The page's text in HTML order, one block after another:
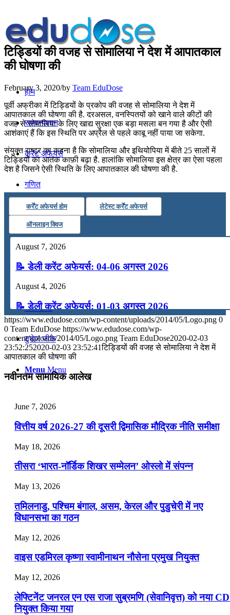
होम
सामान्यज्ञान
करेंट अफेयर्स
गणित
तर्कशक्ति
कंप्यूटर
मॉक टेस्ट
टुडेज जीके
Menu Menu
टिड्डियों की वजह से सोमालिया ने देश में आपातकाल
की घोषणा की
February 3, 2020/by Team EduDose
पूर्वी अफ्रीका में टिड्डियों के प्रकोप की वजह से सोमालिया ने देश में
आपातकाल की घोषणा की है. दरअसल, वनस्पितयों को खाने वाले कीटों की
वजह से सोमालिया के लिए खाद्य सुरक्षा एक बड़ा मसला बन गया है और ऐसी
आशंकाएं हैं कि इस स्थिति पर अप्रैल से पहले काबू नहीं पाया जा सकेगा.
संयुक्त राष्ट्र का कहना है कि सोमालिया और इथियोपिया में बीते 25 सालों में
टिड्डियों का आतंक काफ़ी बढ़ा है. हालांकि सोमालिया इस क्षेत्र का ऐसा पहला
देश है जिसने ऐसी स्थिति के लिए आपातकाल की घोषणा की है.
कर्रेंट अफेयर्स होम लेटेस्ट कर्रेंट अफेयर्स
ऑनलाइन क्विज
August 7, 2026
📝 डेली करेंट अफेयर्स: 04-06 अगस्त 2026
August 4, 2026
📝 डेली करेंट अफेयर्स: 01-03 अगस्त 2026
July 31, 2026
📝 डेली करेंट अफेयर्स: 28-31 जुलाई 2026
July 28, 2026
July 25, 2026
📝 डेली करेंट अफेयर्स: 22-24 जुलाई 2026
July 22, 2026
📝 डेली करेंट अफेयर्स: 19-21 जुलाई 2026
July 19, 2026
📝 डेली करेंट अफेयर्स: 16-18 जुलाई 2026
https://www.edudose.com/wp-content/uploads/2014/05/Logo.png 0
0 Team EduDose https://www.edudose.com/wp-
content/uploads/2014/05/Logo.png Team EduDose2020-02-03
23:52:252020-02-03 23:52:41टिड्डियों की वजह से सोमालिया ने देश में
आपातकाल की घोषणा की
नवीनतम सामायिक आलेख
June 7, 2026
वित्तीय वर्ष 2026-27 की दूसरी द्विमासिक मौद्रिक नीति समीक्षा
May 18, 2026
तीसरा ‘भारत-नॉर्डिक शिखर सम्मेलन’ ओस्लो में संपन्न
May 13, 2026
तमिलनाडु, पश्चिम बंगाल, असम, केरल और पुडुचेरी में नए
विधानसभा का गठन
May 12, 2026
वाइस एडमिरल कृष्णा स्वामीनाथन नौसेना प्रमुख नियुक्त
May 12, 2026
लेफ्टिनेंट जनरल एन एस राजा सुब्रमणि (सेवानिवृत्त) को नया
नियुक्त किया गया